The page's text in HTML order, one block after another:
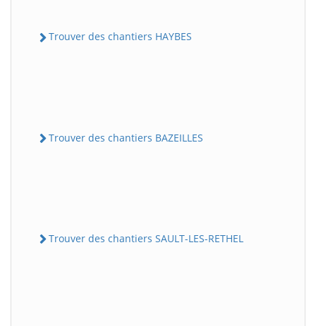
Trouver des chantiers HAYBES
Trouver des chantiers BAZEILLES
Trouver des chantiers SAULT-LES-RETHEL